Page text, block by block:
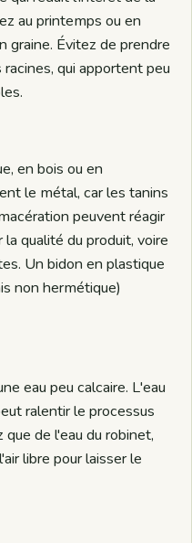
au printemps ou en
graine. Évitez de prendre
qui apportent peu
en bois ou en
le métal, car les tanins
peuvent réagir
qualité du produit, voire
Un bidon en plastique
non hermétique)
eau peu calcaire. L'eau
ralentir le processus
de l'eau du robinet,
libre pour laisser le